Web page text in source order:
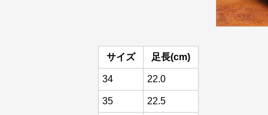
サイズ 足長(cm)
34 22.0
35 22.5